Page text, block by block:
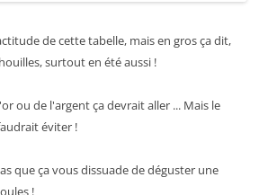
de cette tabelle, mais en gros ça dit,
surtout en été aussi !
ou de l'argent ça devrait aller ... Mais le
éviter !
que ça vous dissuade de déguster une
!